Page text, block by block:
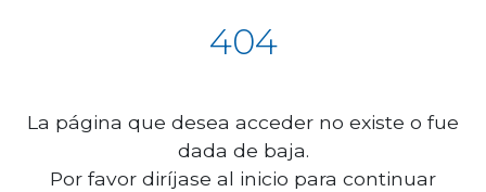
404
La página que desea acceder no existe o fue
dada de baja.
Por favor diríjase al inicio para continuar